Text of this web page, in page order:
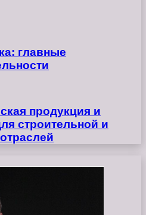
главные
продукция и
строительной и